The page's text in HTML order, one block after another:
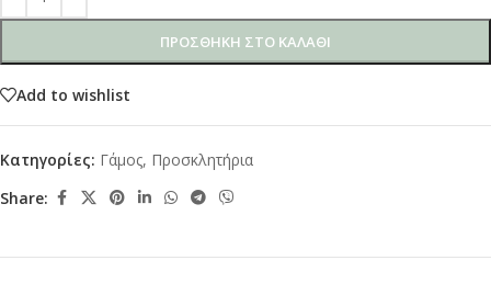
ΠΡΟΣΘΉΚΗ ΣΤΟ ΚΑΛΆΘΙ
Add to wishlist
Κατηγορίες: Γάμος, Προσκλητήρια
Share: